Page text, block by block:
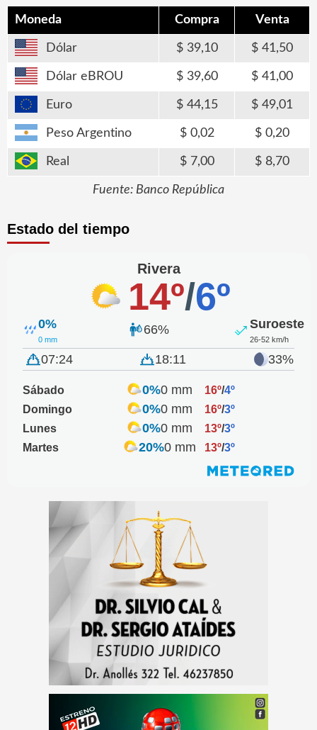
Moneda Compra Venta
Dólar 39,10 41,50
Dólar eBROU 39,60 41,00
Euro 44,15 49,01
Peso Argentino 0,02 0,20
Real 7,00 8,70
Fuente: Banco República
Estado del tiempo
Rivera
14º/6º
0%
0 mm
66% Suroeste
26-52 km/h
07:24 18:11 33%
Sábado 0%0 mm 16º/4º
Domingo
0%0 mm 16º/3º
Lunes
0%0 mm 13º/3º
Martes
20%0 mm 13º/3º